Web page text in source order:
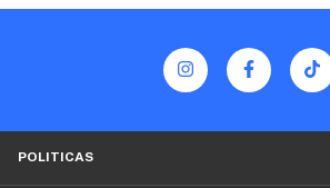
POLITICAS